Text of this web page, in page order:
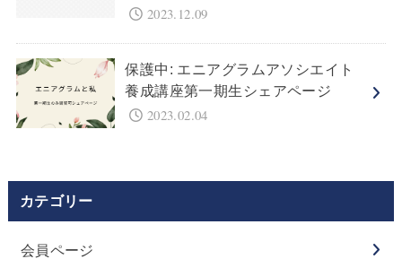
2023.12.09
保護中: エニアグラムアソシエイト
養成講座第一期生シェアページ
2023.02.04
カテゴリー
会員ページ